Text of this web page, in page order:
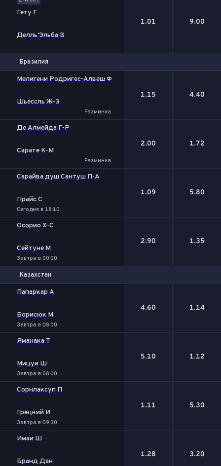
Гету Г
-
Делль'Эльба В
1.01 9.00
Бразилия
Мелигени Родригес-Алвеш Ф
-
Шьессль Ж-Э
Разминка
1.15 4.40
Де Алмейда Г-Р
-
Сарате К-М
Разминка
2.00 1.72
Сарайва душ Сантуш П-А
-
Прайс С
Сегодня в 18:10
1.09 5.80
Осорио Х-С
-
Сейтуне М
Завтра в 00:00
2.90 1.35
Казахстан
Папаркар А
-
Борисюк М
Завтра в 08:00
4.60 1.14
Яманака Т
-
Мицуи Ш
Завтра в 08:00
5.10 1.12
Сорнлаксуп П
-
Грецкий И
Завтра в 09:30
1.11 5.30
Имаи Ш
-
Бранд Дан
1.28 3.20